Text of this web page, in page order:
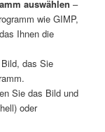
auswählen –
wie GIMP,
Ihnen die
das Sie
Sie das Bild und
oder